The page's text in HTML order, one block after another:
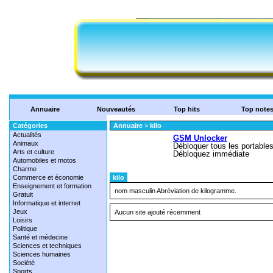
Annuaire Nouveautés Top hits Top notes
Catégories
Actualités
Animaux
Arts et culture
Automobiles et motos
Charme
Commerce et économie
Enseignement et formation
Gratuit
Informatique et internet
Jeux
Loisirs
Politique
Santé et médecine
Sciences et techniques
Sciences humaines
Société
Sports
Annuaire > kilo
kilo
nom masculin Abréviation de kilogramme.
Aucun site ajouté récemment